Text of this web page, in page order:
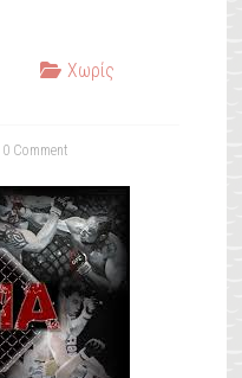
Χωρίς
0 Comment